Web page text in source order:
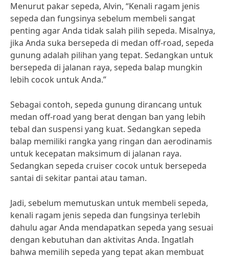
Menurut pakar sepeda, Alvin, “Kenali ragam jenis
sepeda dan fungsinya sebelum membeli sangat
penting agar Anda tidak salah pilih sepeda. Misalnya,
jika Anda suka bersepeda di medan off-road, sepeda
gunung adalah pilihan yang tepat. Sedangkan untuk
bersepeda di jalanan raya, sepeda balap mungkin
lebih cocok untuk Anda.”
Sebagai contoh, sepeda gunung dirancang untuk
medan off-road yang berat dengan ban yang lebih
tebal dan suspensi yang kuat. Sedangkan sepeda
balap memiliki rangka yang ringan dan aerodinamis
untuk kecepatan maksimum di jalanan raya.
Sedangkan sepeda cruiser cocok untuk bersepeda
santai di sekitar pantai atau taman.
Jadi, sebelum memutuskan untuk membeli sepeda,
kenali ragam jenis sepeda dan fungsinya terlebih
dahulu agar Anda mendapatkan sepeda yang sesuai
dengan kebutuhan dan aktivitas Anda. Ingatlah
bahwa memilih sepeda yang tepat akan membuat